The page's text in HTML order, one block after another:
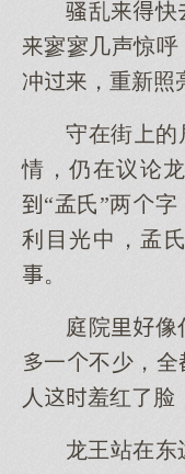
乱快
寥寥几声惊
冲，重新照
守在街
情，仍在议论
“孟氏”两
利目光中，孟
。
庭院
一不少，
人羞红了脸
龙王站在